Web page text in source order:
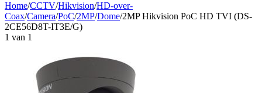
Home/CCTV/Hikvision/HD-over-
Coax/Camera/PoC/2MP/Dome/2MP Hikvision PoC HD TVI (DS-
2CE56D8T-IT3E/G)
1 van 1